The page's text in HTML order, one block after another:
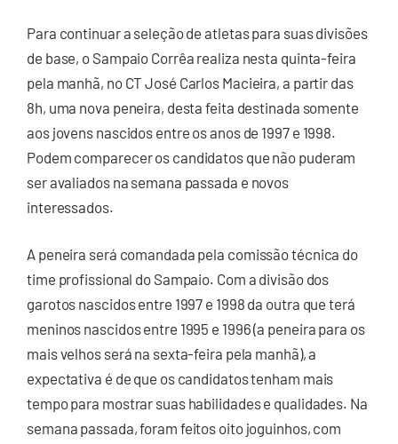
Para continuar a seleção de atletas para suas divisões
de base, o Sampaio Corrêa realiza nesta quinta-feira
pela manhã, no CT José Carlos Macieira, a partir das
8h, uma nova peneira, desta feita destinada somente
aos jovens nascidos entre os anos de 1997 e 1998.
Podem comparecer os candidatos que não puderam
ser avaliados na semana passada e novos
interessados.
A peneira será comandada pela comissão técnica do
time profissional do Sampaio. Com a divisão dos
garotos nascidos entre 1997 e 1998 da outra que terá
meninos nascidos entre 1995 e 1996 (a peneira para os
mais velhos será na sexta-feira pela manhã), a
expectativa é de que os candidatos tenham mais
tempo para mostrar suas habilidades e qualidades. Na
semana passada, foram feitos oito joguinhos, com